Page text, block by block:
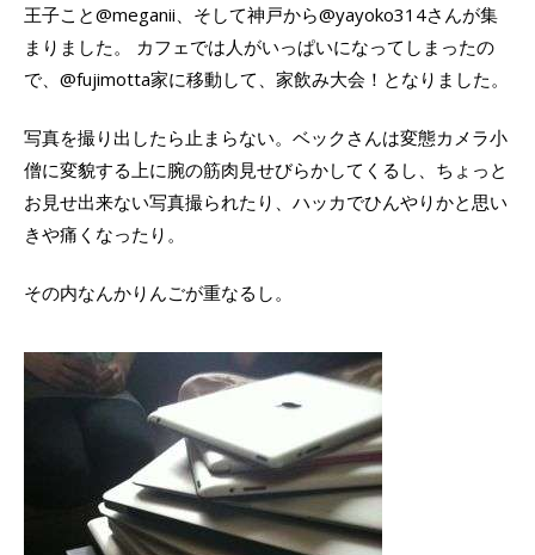
王子こと@meganii、そして神戸から@yayoko314さんが集
まりました。 カフェでは人がいっぱいになってしまったの
で、@fujimotta家に移動して、家飲み大会！となりました。
写真を撮り出したら止まらない。ベックさんは変態カメラ小
僧に変貌する上に腕の筋肉見せびらかしてくるし、ちょっと
お見せ出来ない写真撮られたり、ハッカでひんやりかと思い
きや痛くなったり。
その内なんかりんごが重なるし。